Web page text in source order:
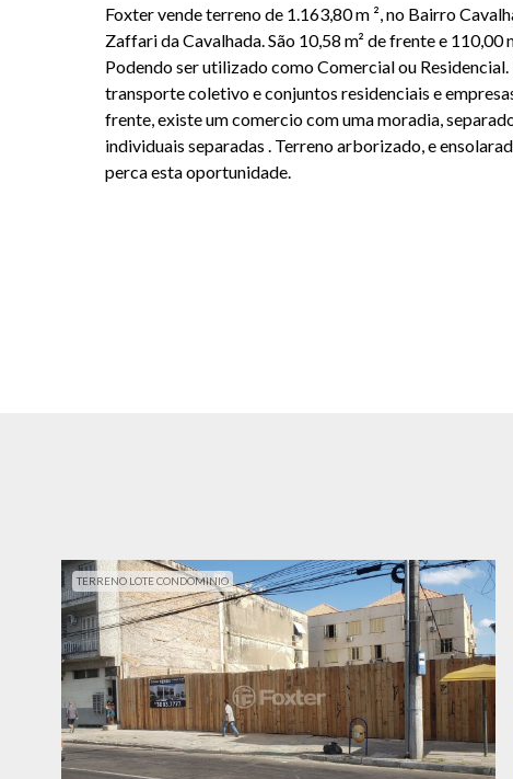
Foxter vende terreno de 1.163,80 m ², no Bairro
Zaffari da Cavalhada. São 10,58 m² de frente e 110,00
Podendo ser utilizado como Comercial ou
transporte coletivo e conjuntos residenciais e
frente, existe um comercio com uma moradia,
individuais separadas . Terreno arborizado, e
perca esta oportunidade.
TERRENO LOTE CONDOMINIO